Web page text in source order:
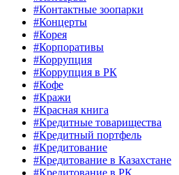
#Контактные зоопарки
#Концерты
#Корея
#Корпоративы
#Коррупция
#Коррупция в РК
#Кофе
#Кражи
#Красная книга
#Кредитные товарищества
#Кредитный портфель
#Кредитование
#Кредитование в Казахстане